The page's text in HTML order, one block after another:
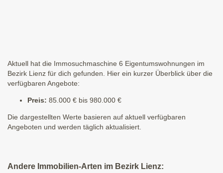
Aktuell hat die Immosuchmaschine 6 Eigentumswohnungen im
Bezirk Lienz für dich gefunden. Hier ein kurzer Überblick über die
verfügbaren Angebote:
Preis: 85.000 € bis 980.000 €
Die dargestellten Werte basieren auf aktuell verfügbaren
Angeboten und werden täglich aktualisiert.
Andere Immobilien-Arten im Bezirk Lienz: